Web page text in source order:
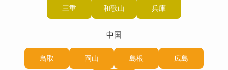
三重 和歌山 兵庫
中国
鳥取 岡山 島根 広島